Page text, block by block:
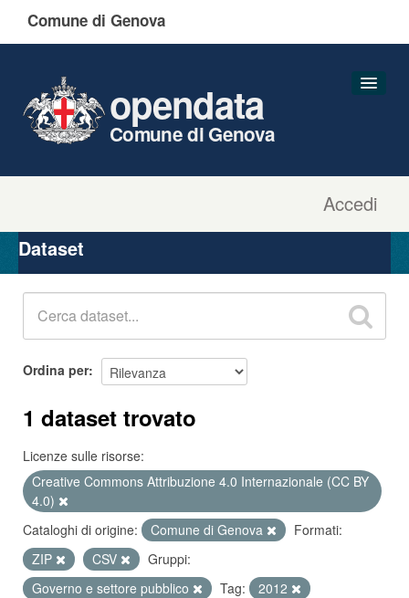
Comune di Genova
Accedi
opendata
Comune di Genova
Organizzazioni
Gruppi
Dataset
Ordina per
1 dataset trovato
Licenze sulle risorse:
Creative Commons Attribuzione 4.0 Internazionale (CC BY
4.0)
Cataloghi di origine:
Comune di Genova
Formati:
ZIP
CSV
Gruppi:
Governo e settore pubblico
Tag:
2012